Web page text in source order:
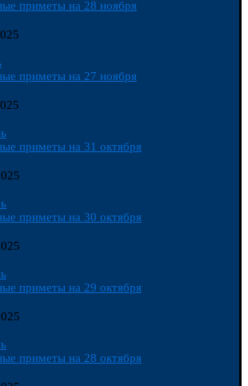
приметы на 28 ноября
приметы на 27 ноября
приметы на 31 октября
приметы на 30 октября
приметы на 29 октября
приметы на 28 октября